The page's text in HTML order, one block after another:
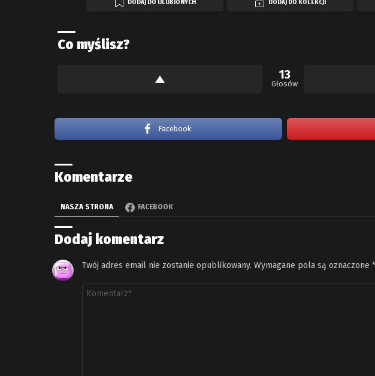
DODAJ DO ULUBIONYCH DODAJ DO KOLEKCJI
Co myślisz?
13
Głosów
Facebook
Komentarze
NASZA STRONA FACEBOOK
Dodaj komentarz
Twój adres email nie zostanie opublikowany. Wymagane pola są oznaczone *
Komentarz